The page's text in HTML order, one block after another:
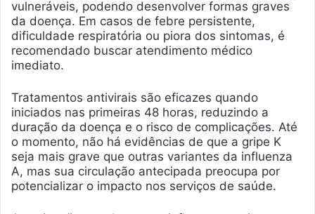
vulneráveis, podendo desenvolver formas graves
da doença. Em casos de febre persistente,
dificuldade respiratória ou piora dos sintomas, é
recomendado buscar atendimento médico
imediato.
Tratamentos antivirais são eficazes quando
iniciados nas primeiras 48 horas, reduzindo a
duração da doença e o risco de complicações. Até
o momento, não há evidências de que a gripe K
seja mais grave que outras variantes da influenza
A, mas sua circulação antecipada preocupa por
potencializar o impacto nos serviços de saúde.